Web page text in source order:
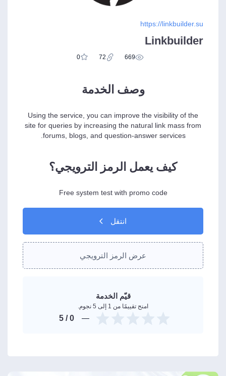
https://linkbuilder.su
Linkbuilder
669
72
0
وصف الخدمة
Using the service, you can improve the visibility of the
site for queries by increasing the natural link mass from
forums, blogs, and question-answer services.
كيف يعمل الرمز الترويجي؟
Free system test with promo code
انتقل
عرض الرمز الترويجي
قيّم الخدمة
امنح تقييمًا من 1 إلى 5 نجوم.
0
/ 5